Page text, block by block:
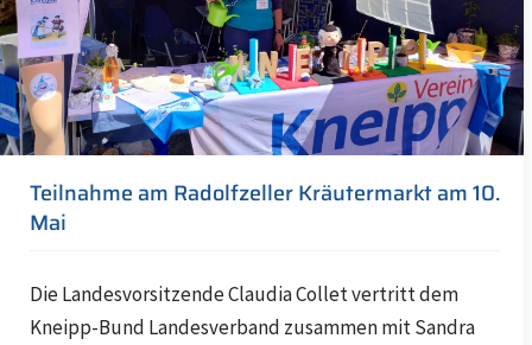
Teilnahme am Radolfzeller Kräutermarkt am 10.
Mai
Die Landesvorsitzende Claudia Collet vertritt dem
Kneipp-Bund Landesverband zusammen mit Sandra